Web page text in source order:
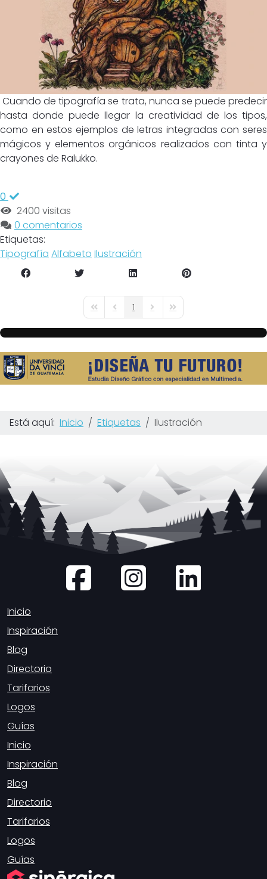
Cuando de tipografía se trata, nunca se puede predecir
hasta donde puede llegar la creatividad de los tipos,
como en estos ejemplos de letras integradas con seres
mágicos y elementos orgánicos realizados con tinta y
crayones de Ralukko.
0
2400 visitas
0 comentarios
Etiquetas:
Tipografía Alfabeto Ilustración
First PagePrevious Page
1 Next PageLast Page
Está aquí: Inicio Etiquetas Ilustración
Inicio
Inspiración
Blog
Directorio
Tarifarios
Logos
Guías
Inicio
Inspiración
Blog
Directorio
Tarifarios
Logos
Guías